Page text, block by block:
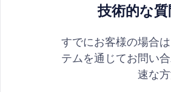
技術的な
すでにお客様の場合
テムを通じてお問い
速な方